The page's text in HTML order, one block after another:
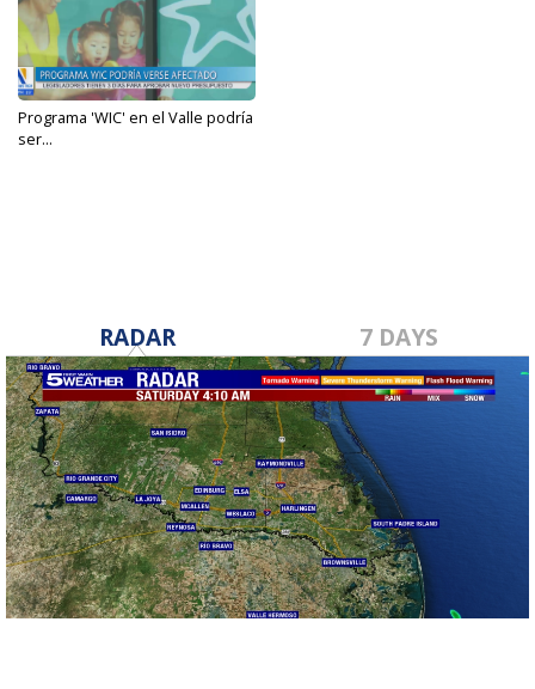
Programa 'WIC' en el Valle podría
ser...
RADAR 7 DAYS